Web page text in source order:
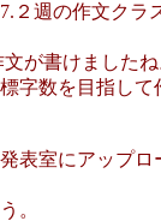
２週の作文クラ
が書けました
字数を目指して
表室にアップロ
。